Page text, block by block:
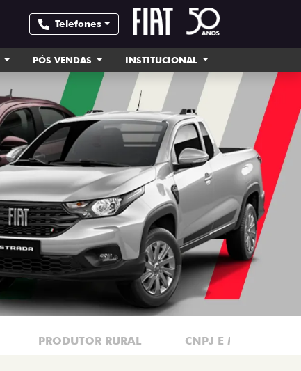
Telefones
PÓS VENDAS INSTITUCIONAL
PRODUTOR RURAL CNPJ E